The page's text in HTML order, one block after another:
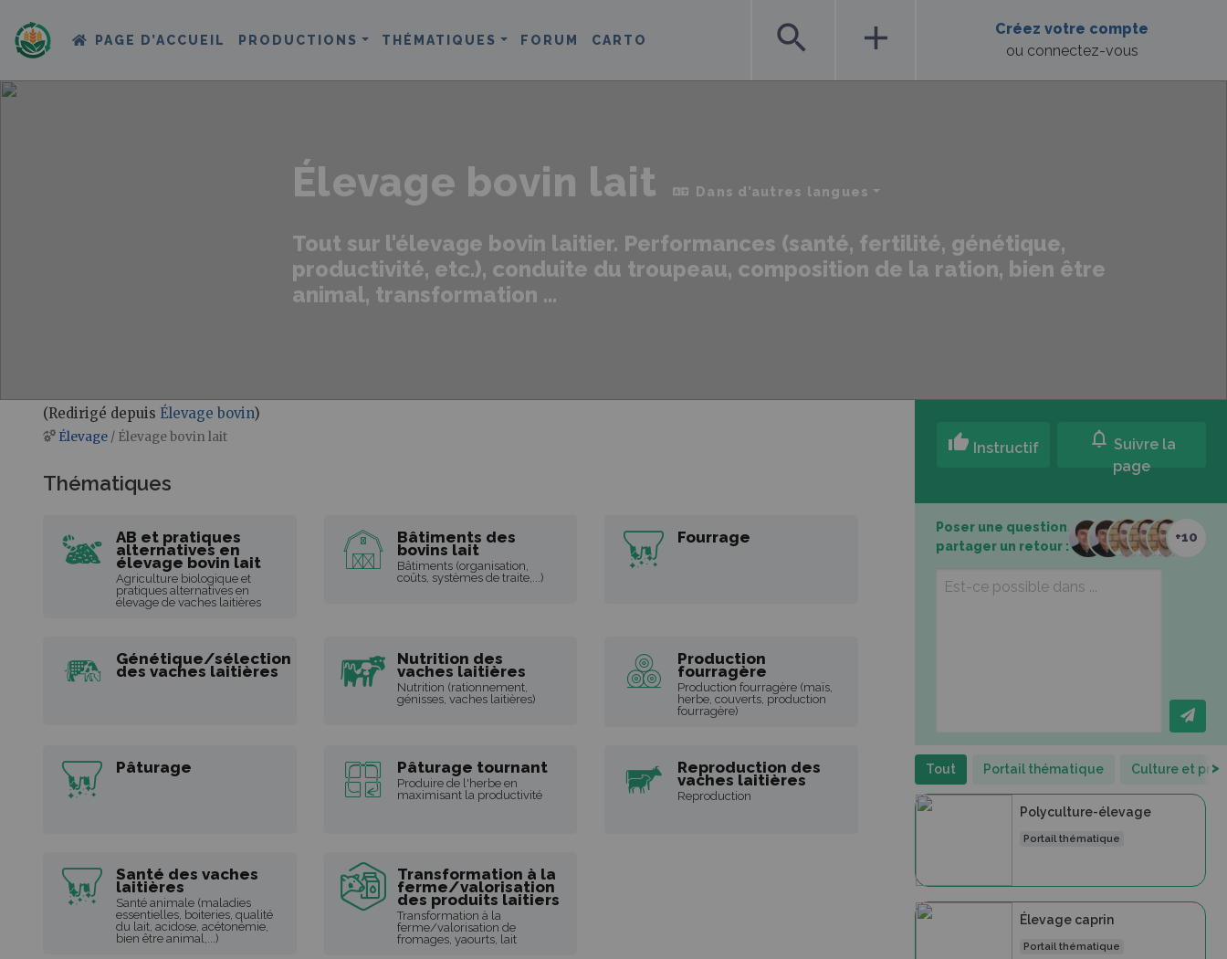
PAGE D’ACCUEIL PRODUCTIONS THÉMATIQUES FORUM CARTO search add
Créez votre compte
ou connectez-vous
Élevage bovin lait Dans d’autres langues
Tout sur l'élevage bovin laitier. Performances (santé, fertilité, génétique,
productivité, etc.), conduite du troupeau, composition de la ration, bien être
animal, transformation ...
(Redirigé depuis Élevage bovin)
Aller à :navigation,rechercher
Élevage / Élevage bovin lait
Thématiques
AB et pratiques
alternatives en
élevage bovin lait
Agriculture biologique et
pratiques alternatives en
élevage de vaches laitières
Bâtiments des
bovins lait
Bâtiments (organisation,
coûts, systèmes de traite,...)
Fourrage
Génétique/sélection
des vaches laitières
Nutrition des
vaches laitières
Nutrition (rationnement,
génisses, vaches laitières)
Production
fourragère
Production fourragère (maïs,
herbe, couverts, production
fourragère)
Pâturage Pâturage tournant
Produire de l'herbe en
maximisant la productivité
Reproduction des
vaches laitières
Reproduction
Santé des vaches
laitières
Santé animale (maladies
essentielles, boiteries, qualité
du lait, acidose, acétonémie,
bien être animal,...)
Transformation à la
ferme/valorisation
des produits laitiers
Transformation à la
ferme/valorisation de
fromages, yaourts, lait
thumb_up Instructif notifications Suivre la
page
Poser une question,
partager un retour :
+10
Tout Portail thématique Culture et >
Polyculture-élevage
Portail thématique
Élevage caprin
Portail thématique